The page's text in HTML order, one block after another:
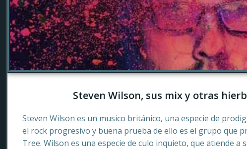
Steven Wilson, sus mix y otras
Steven Wilson es un musico británico, una especie de
el rock progresivo y buena prueba de ello es el grupo que
Tree. Wilson es una especie de culo inquieto, que atiende a